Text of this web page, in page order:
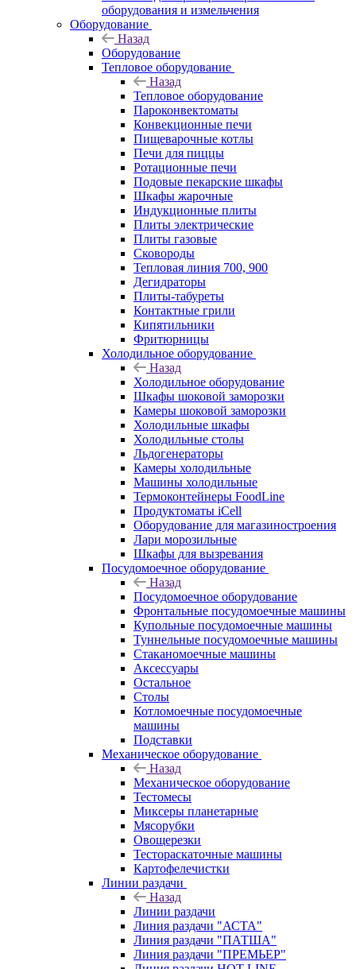
оборудования и измельчения
Оборудование
Назад
Оборудование
Тепловое оборудование
Назад
Тепловое оборудование
Пароконвектоматы
Конвекционные печи
Пищеварочные котлы
Печи для пиццы
Ротационные печи
Подовые пекарские шкафы
Шкафы жарочные
Индукционные плиты
Плиты электрические
Плиты газовые
Сковороды
Тепловая линия 700, 900
Дегидраторы
Плиты-табуреты
Контактные грили
Кипятильники
Фритюрницы
Холодильное оборудование
Назад
Холодильное оборудование
Шкафы шоковой заморозки
Камеры шоковой заморозки
Холодильные шкафы
Холодильные столы
Льдогенераторы
Камеры холодильные
Машины холодильные
Термоконтейнеры FoodLine
Продуктоматы iCell
Оборудование для магазиностроения
Лари морозильные
Шкафы для вызревания
Посудомоечное оборудование
Назад
Посудомоечное оборудование
Фронтальные посудомоечные машины
Купольные посудомоечные машины
Туннельные посудомоечные машины
Стаканомоечные машины
Аксессуары
Остальное
Столы
Котломоечные посудомоечные
машины
Подставки
Механическое оборудование
Назад
Механическое оборудование
Тестомесы
Миксеры планетарные
Мясорубки
Овощерезки
Тестораскаточные машины
Картофелечистки
Линии раздачи
Назад
Линии раздачи
Линия раздачи "АСТА"
Линия раздачи "ПАТША"
Линия раздачи "ПРЕМЬЕР"